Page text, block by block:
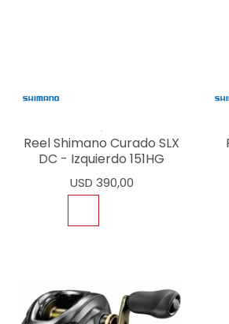
Llega hoy MVD
Reel Shimano Curado SLX
DC - Izquierdo 151HG